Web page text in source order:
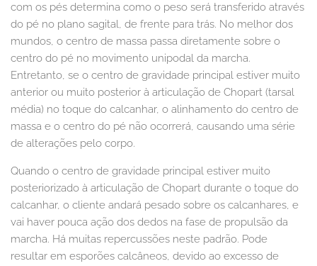
com os pés determina como o peso será transferido através
do pé no plano sagital, de frente para trás. No melhor dos
mundos, o centro de massa passa diretamente sobre o
centro do pé no movimento unipodal da marcha.
Entretanto, se o centro de gravidade principal estiver muito
anterior ou muito posterior à articulação de Chopart (tarsal
média) no toque do calcanhar, o alinhamento do centro de
massa e o centro do pé não ocorrerá, causando uma série
de alterações pelo corpo.
Quando o centro de gravidade principal estiver muito
posteriorizado à articulação de Chopart durante o toque do
calcanhar, o cliente andará pesado sobre os calcanhares, e
vai haver pouca ação dos dedos na fase de propulsão da
marcha. Há muitas repercussões neste padrão. Pode
resultar em esporões calcâneos, devido ao excesso de